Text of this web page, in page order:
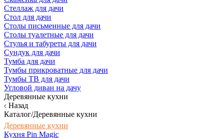
Стеллаж для дачи
Стол для дачи
Столы письменные для дачи
Столы туалетные для дачи
Стулья и табуреты для дачи
Сундук для дачи
Тумба для дачи
Тумбы прикроватные для дачи
Тумбы ТВ для дачи
Угловой диван на дачу
Деревянные кухни
Назад
Каталог/Деревянные кухни
Деревянные кухни
Кухня Pin Magic